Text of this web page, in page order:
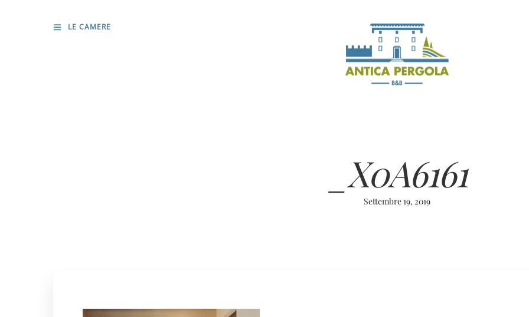
LE CAMERE
_X0A6161
Settembre 19, 2019